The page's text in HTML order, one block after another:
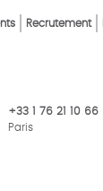
Recrutement
+33 1 76 21 10 66
Paris